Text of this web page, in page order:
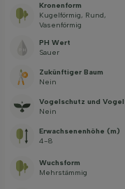
Kronenform
Kugelförmig, Rund,
Vasenförmig
PH Wert
Sauer
Zukünftiger Baum
Nein
Vogelschutz und
Nein
Erwachsenenhöhe (m)
4-8
Wuchsform
Mehrstämmig